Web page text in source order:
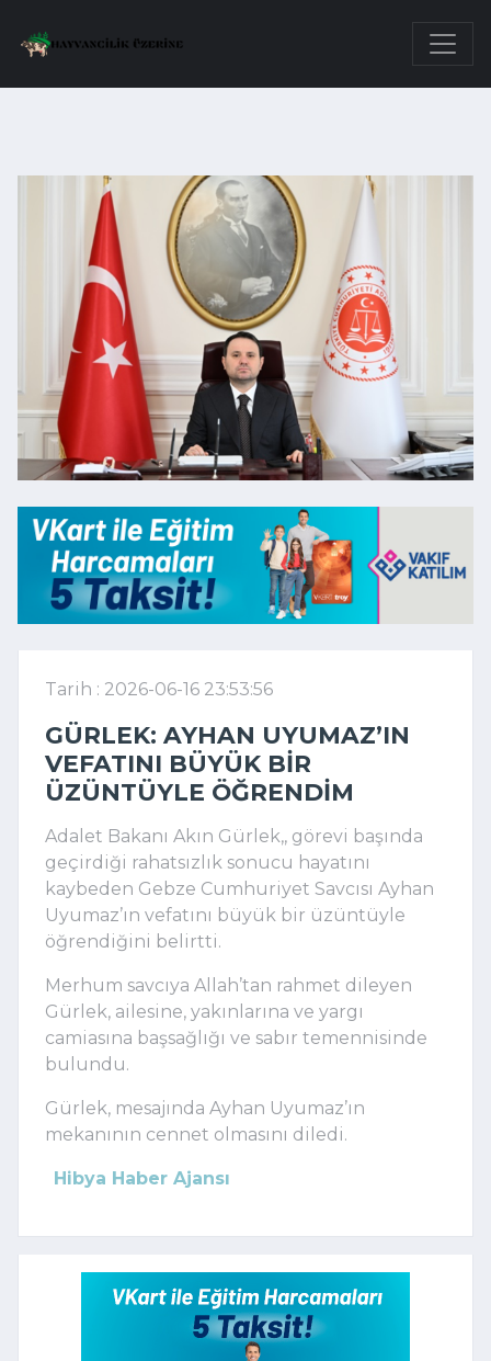
Tarih : 2026-06-16 23:53:56
GÜRLEK: AYHAN UYUMAZ’IN
VEFATINI BÜYÜK BIR
ÜZÜNTÜYLE ÖĞRENDIM
Adalet Bakanı Akın Gürlek,, görevi başında
geçirdiği rahatsızlık sonucu hayatını
kaybeden Gebze Cumhuriyet Savcısı Ayhan
Uyumaz’ın vefatını büyük bir üzüntüyle
öğrendiğini belirtti.
Merhum savcıya Allah’tan rahmet dileyen
Gürlek, ailesine, yakınlarına ve yargı
camiasına başsağlığı ve sabır temennisinde
bulundu.
Gürlek, mesajında Ayhan Uyumaz’ın
mekanının cennet olmasını diledi.
Hibya Haber Ajansı